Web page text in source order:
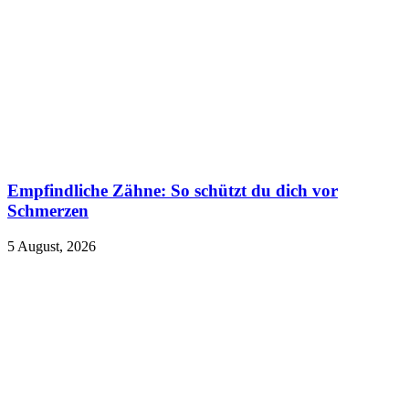
Empfindliche Zähne: So schützt du dich vor
Schmerzen
5 August, 2026